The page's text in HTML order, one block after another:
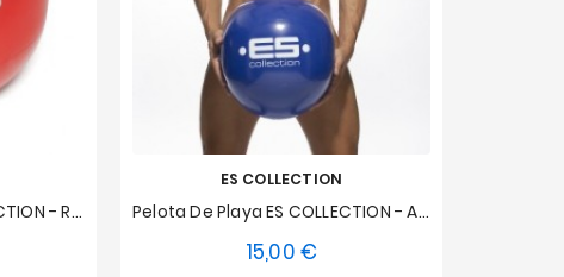
Pelota De Playa ES COLLECTION - Rojo
ES COLLECTION
Pelota De Playa ES COLLECTION - Azul Real
15,00 €
Talla única